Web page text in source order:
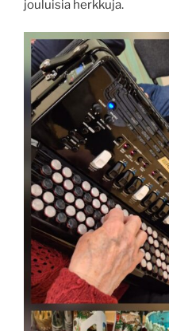
jouluisia herkkuja.